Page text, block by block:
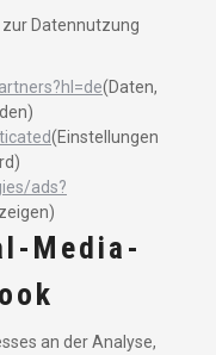
Datennutzung
(Daten,
(Einstellungen
ads?
Media-
an der Analyse,